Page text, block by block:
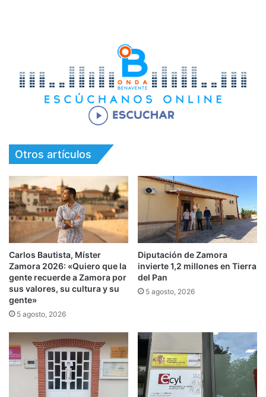
Otros artículos
Carlos Bautista, Míster
Zamora 2026: «Quiero que la
gente recuerde a Zamora por
sus valores, su cultura y su
gente»
5 agosto, 2026
Diputación de Zamora
invierte 1,2 millones en Tierra
del Pan
5 agosto, 2026